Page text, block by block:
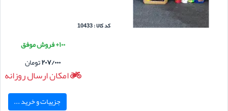
کد کالا : 10433
۱۰۰+ فروش موفق
۲۰۷/۰۰۰تومان
امکان ارسال روزانه
جزییات و خرید ...